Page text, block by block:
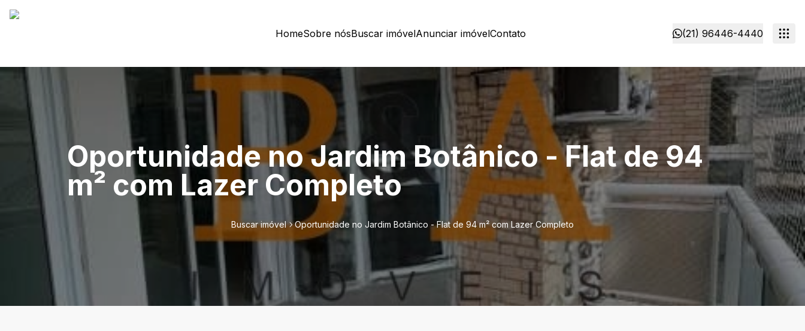
HomeSobre nósBuscar imóvelAnunciar imóvelContato (21) 96446-4440
Oportunidade no Jardim Botânico - Flat de 94
m² com Lazer Completo
Buscar imóvel Oportunidade no Jardim Botânico - Flat de 94 m² com Lazer Completo